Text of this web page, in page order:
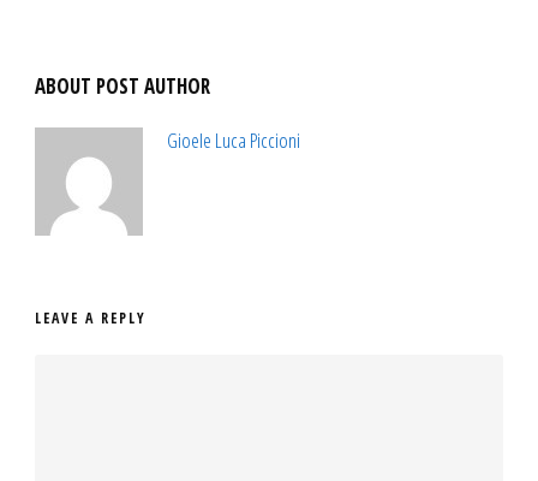
ABOUT POST AUTHOR
Gioele Luca Piccioni
LEAVE A REPLY